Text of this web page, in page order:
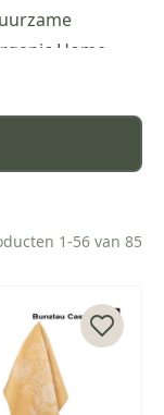
Home
en mooie
met een
1-56 van 85